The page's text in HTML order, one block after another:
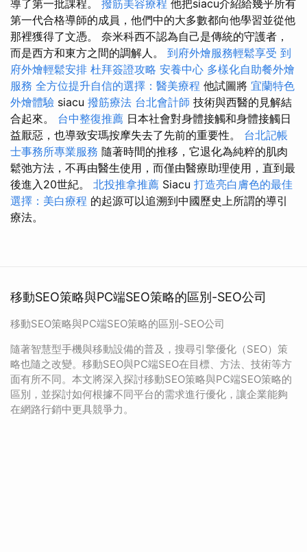
導了第一批課程。 撥筋美容療程 他把siacu介紹給幾乎所有
第一代合格導師的成員，他們中的大多數都向他學習並從他
那裡獲得了文憑。 奈米科西不認為自己是傳統的守護者，
而是西方和東方之間的調解人。 到府外燴服務輕鬆享受 到
府外燴輕鬆安排 杜拜簽證攻略 安養中心 多樣化自助餐外燴
服務 全方位提升自信的選擇：醫美療程 他試圖將 宜蘭特色
外燴體驗 siacu 撥筋療法 台北會計師 技術與西醫的見解結
合起來。 台中整復推薦 日本社會對身體接觸和身體接觸日
益厭惡，也導致安瑪按摩失去了先前的重要性。 台北記帳
士事務所專業服務 隨著時間的推移，它退化為純粹的肌肉
鬆弛方法，不再由醫生使用，而僅由醫療助理使用，直到最
後進入20世紀。 北投推拿推薦 Siacu 打造亮白膚色的最佳
選擇：美白療程 的起源可以追溯到中國歷史上所謂的導引
療法。
移動SEO策略與PC端SEO策略的區別-SEO公司
移動SEO策略與PC端SEO策略的區別-SEO公司
隨著智慧型手機與移動設備的普及，搜尋引擎優化（SEO）策
略也隨之改變。移動SEO與PC端SEO在目標、方法、技術等方
面有所不同。本文將深入探討移動SEO策略與PC端SEO策略的
區別，並探討如何根據不同平台的需求進行優化，讓企業能夠
在網路行銷中更具競爭力。